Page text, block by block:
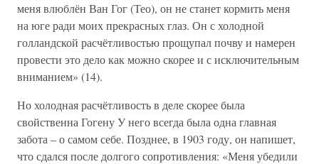
меня влюблён Ван Гог (Тео), он не станет кормить меня
на юге ради моих прекрасных глаз. Он с холодной
голландской расчётливостью прощупал почву и намерен
провести это дело как можно скорее и с исключительным
вниманием» (14).
Но холодная расчётливость в деле скорее была
свойственна Гогену У него всегда была одна главная
забота – о самом себе. Позднее, в 1903 году, он напишет,
что сдался после долгого сопротивления: «Меня убедили